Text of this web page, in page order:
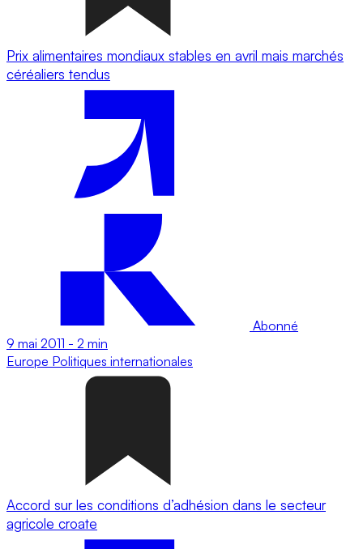
Prix alimentaires mondiaux stables en avril mais marchés
céréaliers tendus
Abonné
9 mai 2011 - 2 min
Europe Politiques internationales
Accord sur les conditions d’adhésion dans le secteur
agricole croate